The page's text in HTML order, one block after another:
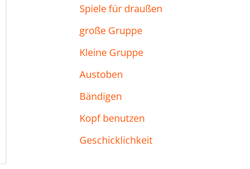
Spiele für draußen
große Gruppe
Kleine Gruppe
Austoben
Bändigen
Kopf benutzen
Geschicklichkeit